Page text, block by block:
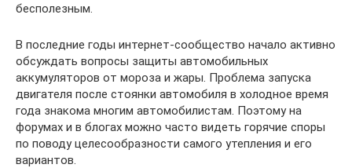
бесполезным.
В последние годы интернет-сообщество начало активно
обсуждать вопросы защиты автомобильных
аккумуляторов от мороза и жары. Проблема запуска
двигателя после стоянки автомобиля в холодное время
года знакома многим автомобилистам. Поэтому на
форумах и в блогах можно часто видеть горячие споры
по поводу целесообразности самого утепления и его
вариантов.